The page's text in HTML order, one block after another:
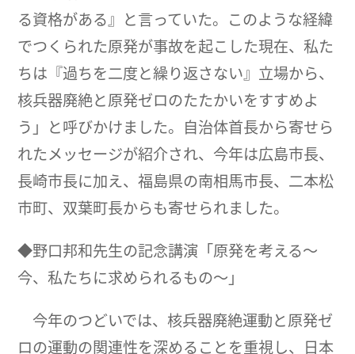
る資格がある』と言っていた。このような経緯
でつくられた原発が事故を起こした現在、私た
ちは『過ちを二度と繰り返さない』立場から、
核兵器廃絶と原発ゼロのたたかいをすすめよ
う」と呼びかけました。自治体首長から寄せら
れたメッセージが紹介され、今年は広島市長、
長崎市長に加え、福島県の南相馬市長、二本松
市町、双葉町長からも寄せられました。
◆野口邦和先生の記念講演「原発を考える～
今、私たちに求められるもの～」
今年のつどいでは、核兵器廃絶運動と原発ゼ
ロの運動の関連性を深めることを重視し、日本